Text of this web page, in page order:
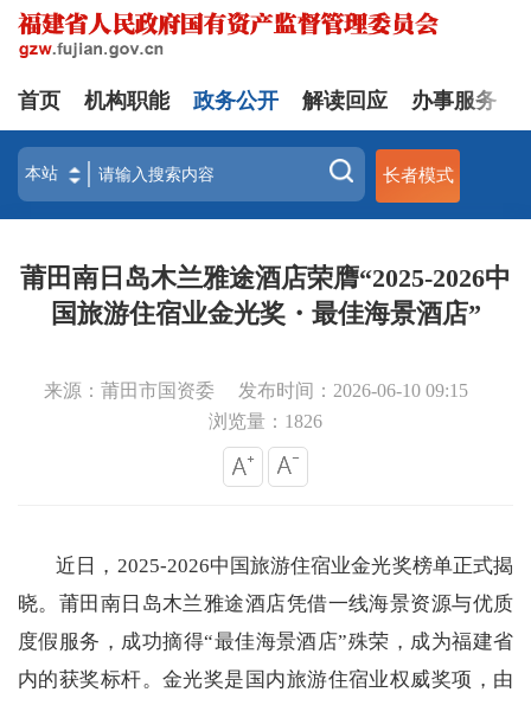
首页 机构职能 政务公开 解读回应 办事服务
长者模式
莆田南日岛木兰雅途酒店荣膺“2025-2026中
国旅游住宿业金光奖・最佳海景酒店”
来源：莆田市国资委
发布时间：2026-06-10 09:15
浏览量： 1826
近日，2025-2026中国旅游住宿业金光奖榜单正式揭
晓。莆田南日岛木兰雅途酒店凭借一线海景资源与优质
度假服务，成功摘得“最佳海景酒店”殊荣，成为福建省
内的获奖标杆。金光奖是国内旅游住宿业权威奖项，由